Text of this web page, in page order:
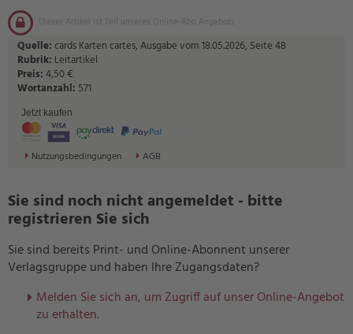
Dieser Artikel ist Teil unseres Online-Abo Angebots.
Quelle:cards Karten cartes, Ausgabe vom 18.05.2026, Seite 48
Rubrik: Leitartikel
Preis:4,50 €
Wortanzahl: 571
Jetzt kaufen
Nutzungsbedingungen AGB
Sie sind noch nicht angemeldet - bitte
registrieren Sie sich
Sie sind bereits Print- und Online-Abonnent unserer
Verlagsgruppe und haben Ihre Zugangsdaten?
Melden Sie sich an, um Zugriff auf unser Online-Angebot
zu erhalten.